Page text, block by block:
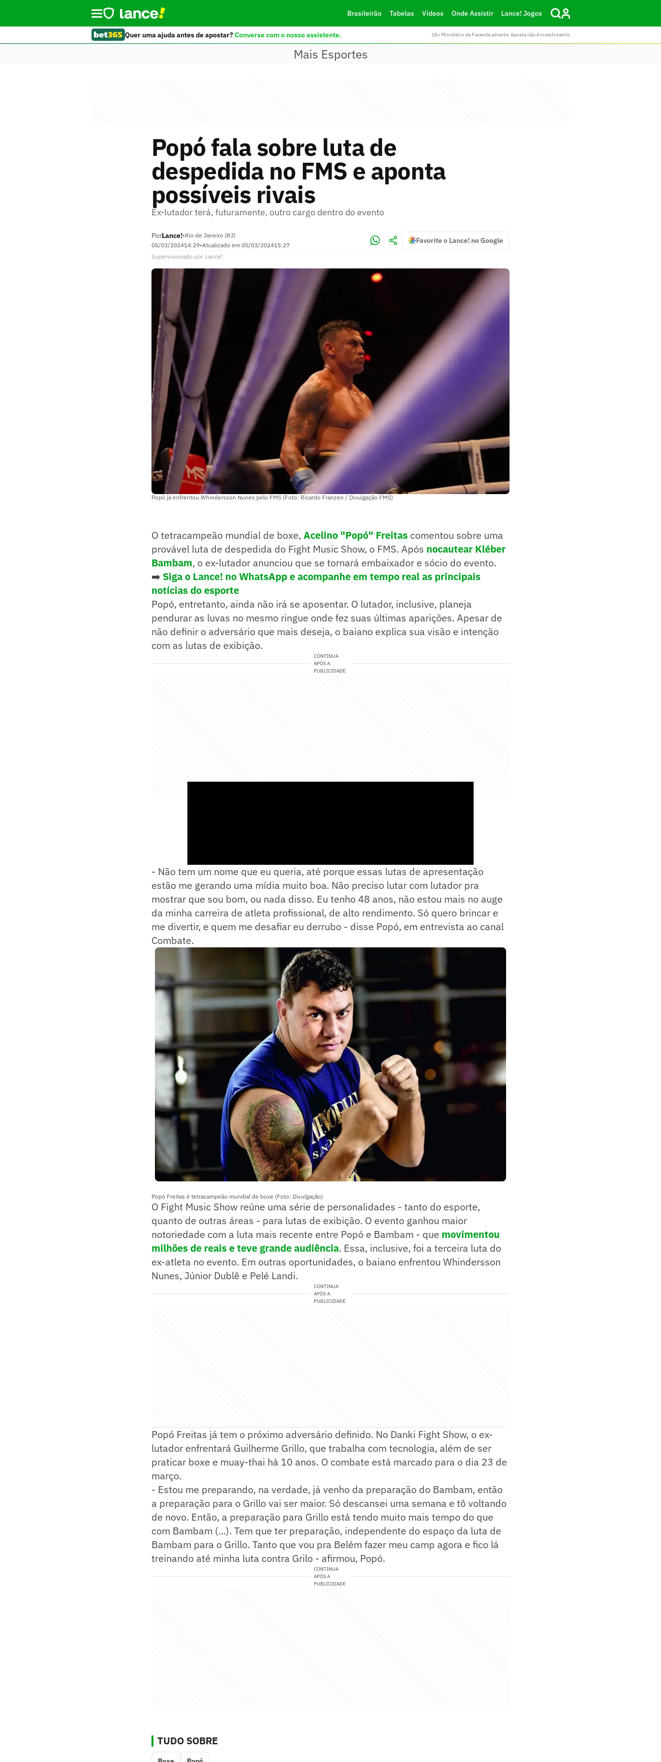
Brasileirão Tabelas Vídeos Onde Assistir Lance! Jogos
Quer uma ajuda antes de apostar?Converse com o nosso assistente. 18+ Ministério da Fazenda adverte: Aposta não é investimento
Mais Esportes
Popó fala sobre luta de
despedida no FMS e aponta
possíveis rivais
Ex-lutador terá, futuramente, outro cargo dentro do evento
PorLance!•Rio de Janeiro (RJ)
05/03/202414:29•Atualizado em 05/03/202415:27
Favorite o Lance! no Google
Supervisionado por Lance!
Popó já enfrentou Whindersson Nunes pelo FMS (Foto: Ricardo Franzen / Divulgação FMS)
O tetracampeão mundial de boxe, Acelino "Popó" Freitas comentou sobre uma
provável luta de despedida do Fight Music Show, o FMS. Após nocautear Kléber
Bambam, o ex-lutador anunciou que se tornará embaixador e sócio do evento.
➡️ Siga o Lance! no WhatsApp e acompanhe em tempo real as principais
notícias do esporte
Popó, entretanto, ainda não irá se aposentar. O lutador, inclusive, planeja
pendurar as luvas no mesmo ringue onde fez suas últimas aparições. Apesar de
não definir o adversário que mais deseja, o baiano explica sua visão e intenção
com as lutas de exibição.
CONTINUA
APÓS A
PUBLICIDADE
- Não tem um nome que eu queria, até porque essas lutas de apresentação
estão me gerando uma mídia muito boa. Não preciso lutar com lutador pra
mostrar que sou bom, ou nada disso. Eu tenho 48 anos, não estou mais no auge
da minha carreira de atleta profissional, de alto rendimento. Só quero brincar e
me divertir, e quem me desafiar eu derrubo - disse Popó, em entrevista ao canal
Combate.
Popó Freitas é tetracampeão mundial de boxe (Foto: Divulgação)
O Fight Music Show reúne uma série de personalidades - tanto do esporte,
quanto de outras áreas - para lutas de exibição. O evento ganhou maior
notoriedade com a luta mais recente entre Popó e Bambam - que movimentou
milhões de reais e teve grande audiência. Essa, inclusive, foi a terceira luta do
ex-atleta no evento. Em outras oportunidades, o baiano enfrentou Whindersson
Nunes, Júnior Dublê e Pelé Landi.
CONTINUA
APÓS A
PUBLICIDADE
Popó Freitas já tem o próximo adversário definido. No Danki Fight Show, o ex-
lutador enfrentará Guilherme Grillo, que trabalha com tecnologia, além de ser
praticar boxe e muay-thai há 10 anos. O combate está marcado para o dia 23 de
março.
- Estou me preparando, na verdade, já venho da preparação do Bambam, então
a preparação para o Grillo vai ser maior. Só descansei uma semana e tô voltando
de novo. Então, a preparação para Grillo está tendo muito mais tempo do que
com Bambam (...). Tem que ter preparação, independente do espaço da luta de
Bambam para o Grillo. Tanto que vou pra Belém fazer meu camp agora e fico lá
treinando até minha luta contra Grilo - afirmou, Popó.
CONTINUA
APÓS A
PUBLICIDADE
TUDO SOBRE